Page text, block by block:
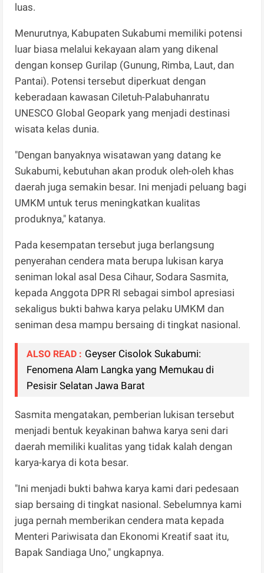
luas.
Menurutnya, Kabupaten Sukabumi memiliki potensi
luar biasa melalui kekayaan alam yang dikenal
dengan konsep Gurilap (Gunung, Rimba, Laut, dan
Pantai). Potensi tersebut diperkuat dengan
keberadaan kawasan Ciletuh-Palabuhanratu
UNESCO Global Geopark yang menjadi destinasi
wisata kelas dunia.
"Dengan banyaknya wisatawan yang datang ke
Sukabumi, kebutuhan akan produk oleh-oleh khas
daerah juga semakin besar. Ini menjadi peluang bagi
UMKM untuk terus meningkatkan kualitas
produknya," katanya.
Pada kesempatan tersebut juga berlangsung
penyerahan cendera mata berupa lukisan karya
seniman lokal asal Desa Cihaur, Sodara Sasmita,
kepada Anggota DPR RI sebagai simbol apresiasi
sekaligus bukti bahwa karya pelaku UMKM dan
seniman desa mampu bersaing di tingkat nasional.
ALSO READ : Geyser Cisolok Sukabumi:
Fenomena Alam Langka yang Memukau di
Pesisir Selatan Jawa Barat
Sasmita mengatakan, pemberian lukisan tersebut
menjadi bentuk keyakinan bahwa karya seni dari
daerah memiliki kualitas yang tidak kalah dengan
karya-karya di kota besar.
"Ini menjadi bukti bahwa karya kami dari pedesaan
siap bersaing di tingkat nasional. Sebelumnya kami
juga pernah memberikan cendera mata kepada
Menteri Pariwisata dan Ekonomi Kreatif saat itu,
Bapak Sandiaga Uno," ungkapnya.